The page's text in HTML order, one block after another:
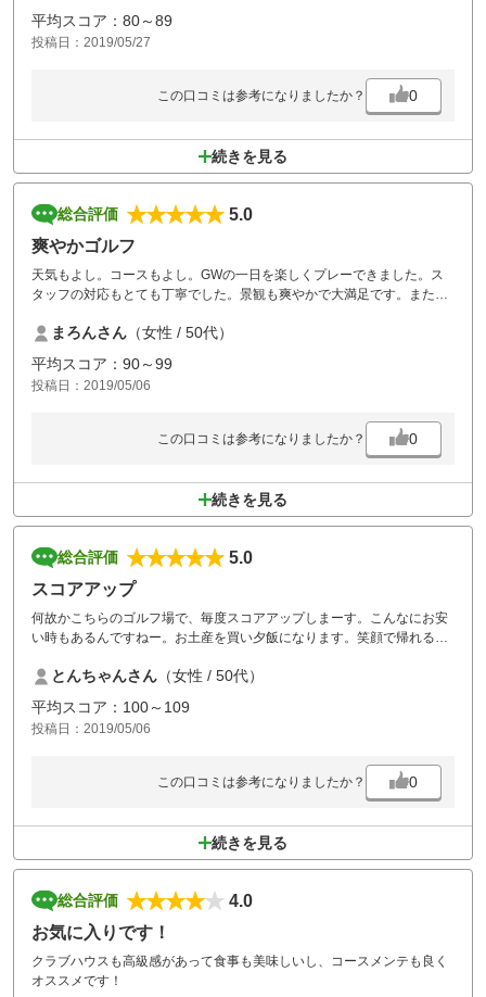
平均スコア：80～89
投稿日：2019/05/27
この口コミは参考になりましたか？ 0
続きを見る
総合評価
5.0
爽やかゴルフ
天気もよし。コースもよし。GWの一日を楽しくプレーできました。ス
タッフの対応もとても丁寧でした。景観も爽やかで大満足です。また利
まろんさん （女性 / 50代）
平均スコア：90～99
投稿日：2019/05/06
この口コミは参考になりましたか？ 0
続きを見る
総合評価
5.0
スコアアップ
何故かこちらのゴルフ場で、毎度スコアアップしまーす。こんなにお安
い時もあるんですねー。お土産を買い夕飯になります。笑顔で帰れるゴ
とんちゃんさん （女性 / 50代）
平均スコア：100～109
投稿日：2019/05/06
この口コミは参考になりましたか？ 0
続きを見る
総合評価
4.0
お気に入りです！
クラブハウスも高級感があって食事も美味しいし、コースメンテも良く
オススメです！